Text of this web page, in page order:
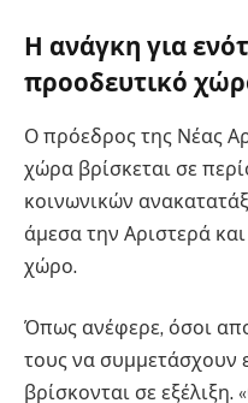
Η ανάγκη για
προοδευτικό
Ο πρόεδρος της Νέας
χώρα βρίσκεται σε
κοινωνικών
άμεσα την Αριστερά
χώρο.
Όπως ανέφερε, όσοι
τους να συμμετάσχουν
βρίσκονται σε